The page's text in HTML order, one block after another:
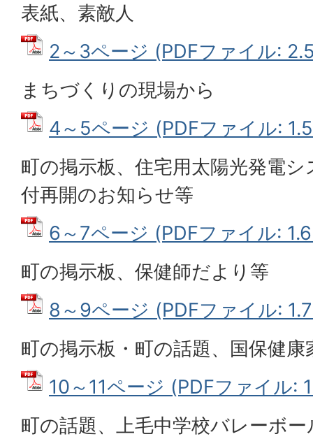
表紙、素敵人
2～3ページ (PDFファイル:
まちづくりの現場から
4～5ページ (PDFファイル:
町の掲示板、住宅用太陽光発電
付再開のお知らせ等
6～7ページ (PDFファイル:
町の掲示板、保健師だより等
8～9ページ (PDFファイル:
町の掲示板・町の話題、国保健康
10～11ページ (PDFファイル:
町の話題、上毛中学校バレーボ